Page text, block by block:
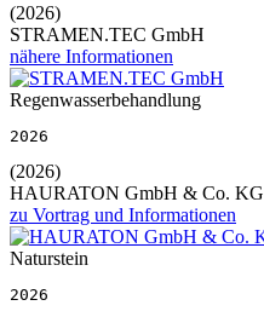
(2026)
STRAMEN.TEC GmbH
nähere Informationen
Regenwasserbehandlung
2026
(2026)
HAURATON GmbH & Co. KG
zu Vortrag und Informationen
Naturstein
2026